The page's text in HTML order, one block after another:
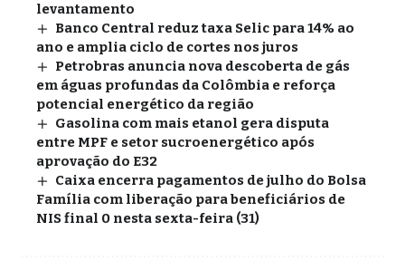
levantamento
Banco Central reduz taxa Selic para 14% ao
ano e amplia ciclo de cortes nos juros
Petrobras anuncia nova descoberta de gás
em águas profundas da Colômbia e reforça
potencial energético da região
Gasolina com mais etanol gera disputa
entre MPF e setor sucroenergético após
aprovação do E32
Caixa encerra pagamentos de julho do Bolsa
Família com liberação para beneficiários de
NIS final 0 nesta sexta-feira (31)